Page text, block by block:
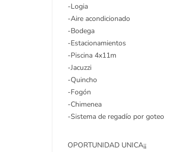
-Logia
-Aire acondicionado
-Bodega
-Estacionamientos
-Piscina 4x11m
-Jacuzzi
-Quincho
-Fogón
-Chimenea
-Sistema de regadío por goteo
OPORTUNIDAD UNICA¡¡